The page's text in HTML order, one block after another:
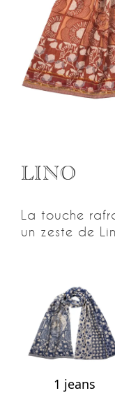
LINO
La touche
un zeste de
1 jeans